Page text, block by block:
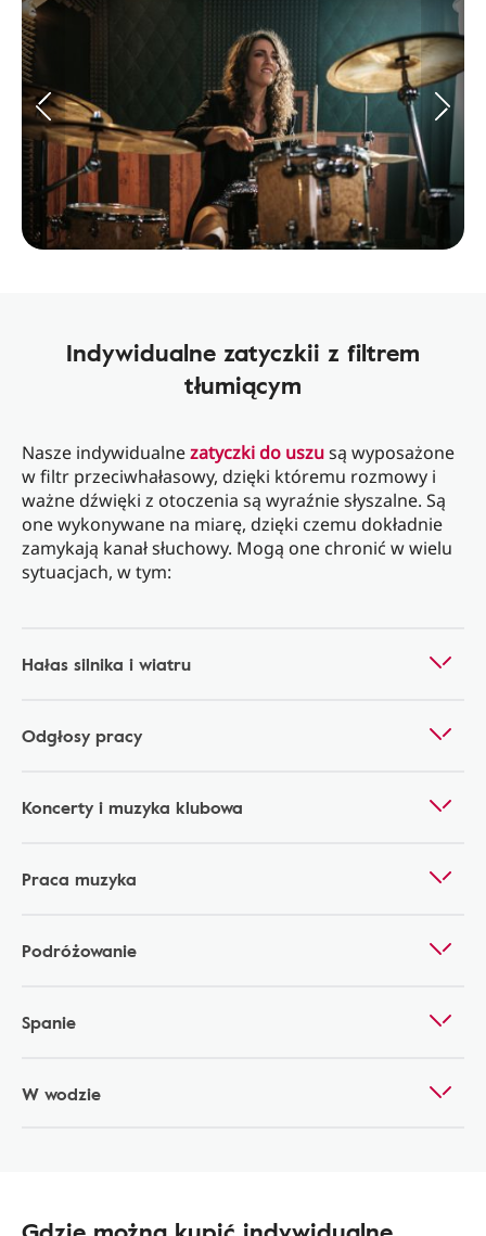
Indywidualne zatyczkii z filtrem
tłumiącym
Nasze indywidualnezatyczki do uszusą wyposażone
w filtr przeciwhałasowy, dzięki któremu rozmowy i
ważne dźwięki z otoczenia są wyraźnie słyszalne. Są
one wykonywane na miarę, dzięki czemu dokładnie
zamykają kanał słuchowy. Mogą one chronić w wielu
sytuacjach, w tym:
Hałas silnika i wiatru
Odgłosy pracy
Koncerty i muzyka klubowa
Praca muzyka
Podróżowanie
Spanie
W wodzie